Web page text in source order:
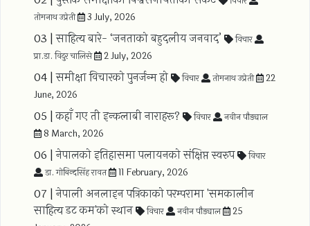
तोमनाथ उप्रेती
3 July, 2026
03 |साहित्य बारे- ‘जनताकाे बहुदलीय जनवाद’
विचार
प्रा.डा. विदुर चालिसे
2 July, 2026
04 |समीक्षा विचारको पुनर्जन्म हो विचार तोमनाथ उप्रेती
22
June, 2026
05 |कहाँ गए ती इन्कलाबी नाराहरू? विचार
नवीन पौड्याल
8 March, 2026
06 |नेपालको इतिहासमा पलायनको संक्षिप्त स्वरुप
विचार
डा. गोबिन्दसिंह रावत
11 February, 2026
07 |नेपाली अनलाइन पत्रिकाको परम्परामा 'समकालीन
साहित्य डट कम'को स्थान
विचार नवीन पौड्याल
25